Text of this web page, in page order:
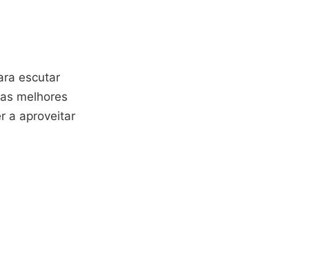
escutar
melhores
a aproveitar